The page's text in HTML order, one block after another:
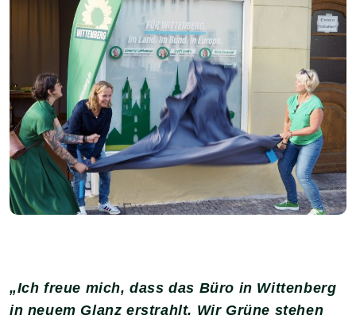
„Ich freue mich, dass das Büro in Wittenberg
in neuem Glanz erstrahlt. Wir Grüne stehen